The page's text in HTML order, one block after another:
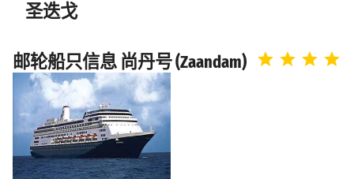
上午8:00 - 下午4:00
2027年4月23日星期五
上午8:00 - 下午9:00
维多利亚
2027年4月24日星期六
上午7:00
圣迭戈
邮轮船只信息 尚丹号 (Zaandam)